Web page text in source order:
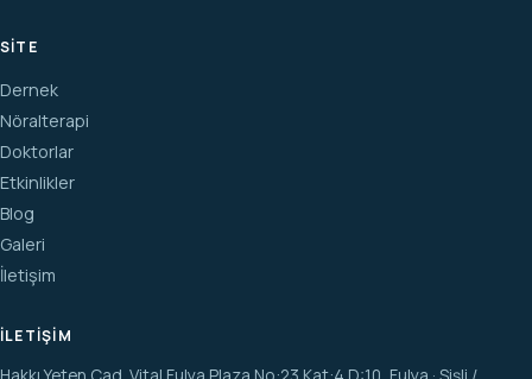
SITE
Dernek
Nöralterapi
Doktorlar
Etkinlikler
Blog
Galeri
İletişim
İLETIŞIM